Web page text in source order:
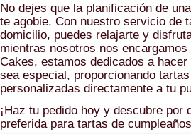
No dejes que la planificación de
te agobie. Con nuestro servicio de
domicilio, puedes relajarte y
mientras nosotros nos
Cakes, estamos dedicados a
sea especial, proporcionando
personalizadas directamente a tu
¡Haz tu pedido hoy y descubre por
preferida para tartas de